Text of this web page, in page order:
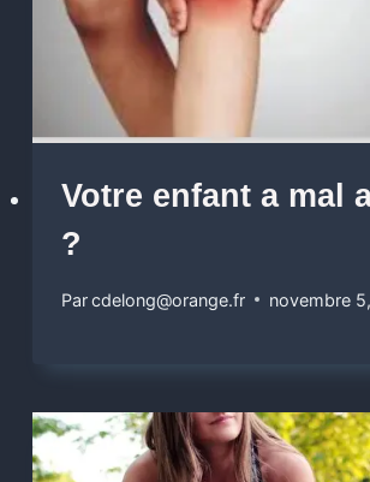
Votre enfant a mal
?
Parcdelong@orange.fr novembre